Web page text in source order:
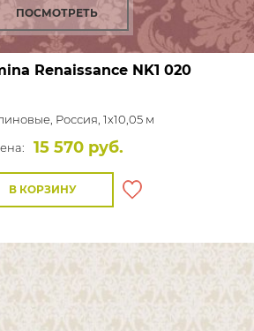
ПОСМОТРЕТЬ
Renaissance NK1 020
Россия, 1x10,05 м
15 570 руб.
В КОРЗИНУ